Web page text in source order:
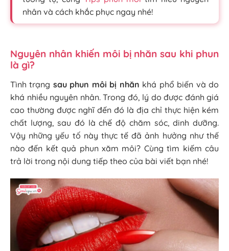
nhân và cách khắc phục ngay nhé!
Nguyên nhân khiến môi bị nhăn sau khi phun
là gì?
Tình trạng sau phun môi bị nhăn khá phổ biến và do
khá nhiều nguyên nhân. Trong đó, lý do được đánh giá
cao thường được nghĩ đến đó là địa chỉ thực hiện kém
chất lượng, sau đó là chế độ chăm sóc, dinh dưỡng.
Vậy những yếu tố này thực tế đã ảnh hưởng như thế
nào đến kết quả phun xăm môi? Cùng tìm kiếm câu
trả lời trong nội dung tiếp theo của bài viết bạn nhé!